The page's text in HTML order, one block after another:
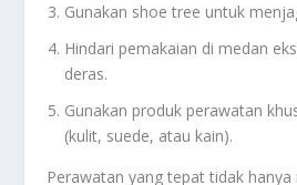
Gunakan shoe tree untuk
Hindari pemakaian di medan
deras.
Gunakan produk perawatan
(kulit, suede, atau kain).
Perawatan yang tepat tidak hanya